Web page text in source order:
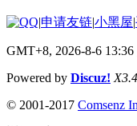
|申请友链|小黑屋|
GMT+8, 2026-8-6 13:36
Powered by Discuz! X3.4
© 2001-2017 Comsenz